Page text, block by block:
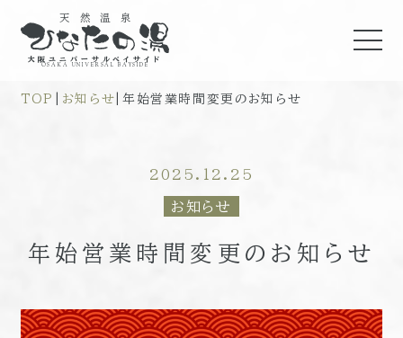
天然温泉
大阪ユニバーサルベイサイド
OSAKA UNIVERSAL BAYSIDE
TOP お知らせ 年始営業時間変更のお知らせ
2025.12.25
お知らせ
年始営業時間変更のお知らせ